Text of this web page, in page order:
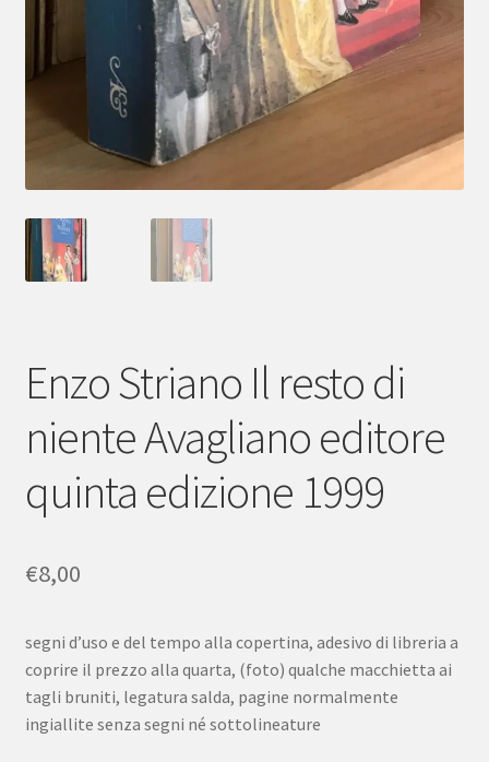
Enzo Striano Il resto di
niente Avagliano editore
quinta edizione 1999
€8,00
segni d’uso e del tempo alla copertina, adesivo di libreria a
coprire il prezzo alla quarta, (foto) qualche macchietta ai
tagli bruniti, legatura salda, pagine normalmente
ingiallite senza segni né sottolineature